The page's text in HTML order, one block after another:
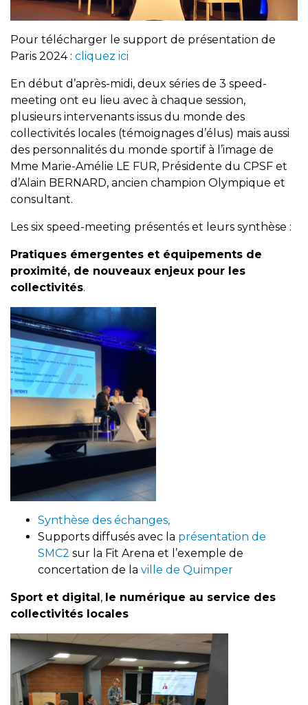
Pour télécharger le support de présentation de
Paris 2024 : cliquez ici
En début d’après-midi, deux séries de 3 speed-
meeting ont eu lieu avec à chaque session,
plusieurs intervenants issus du monde des
collectivités locales (témoignages d’élus) mais aussi
des personnalités du monde sportif à l’image de
Mme Marie-Amélie LE FUR, Présidente du CPSF et
d’Alain BERNARD, ancien champion Olympique et
consultant.
Les six speed-meeting présentés et leurs synthèse :
Pratiques émergentes et équipements de
proximité, de nouveaux enjeux pour les
collectivités.
Synthèse des échanges,
Supports diffusés avec la présentation de
SMC2 sur la Fit Arena et l’exemple de
concertation de la ville de Quimper
Sport et digital , le numérique au service des
collectivités locales